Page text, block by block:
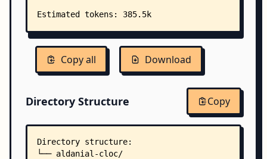
Copy all Download
Directory Structure Copy
Directory structure:
└── aldanial-cloc/